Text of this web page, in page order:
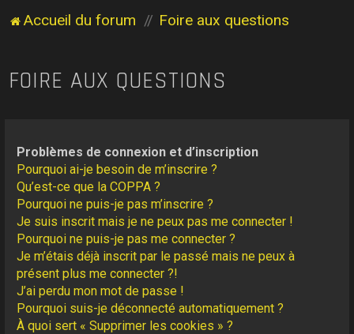
Accueil du forum Foire aux questions
FOIRE AUX QUESTIONS
Problèmes de connexion et d’inscription
Pourquoi ai-je besoin de m’inscrire ?
Qu’est-ce que la COPPA ?
Pourquoi ne puis-je pas m’inscrire ?
Je suis inscrit mais je ne peux pas me connecter !
Pourquoi ne puis-je pas me connecter ?
Je m’étais déjà inscrit par le passé mais ne peux à
présent plus me connecter ?!
J’ai perdu mon mot de passe !
Pourquoi suis-je déconnecté automatiquement ?
À quoi sert « Supprimer les cookies » ?